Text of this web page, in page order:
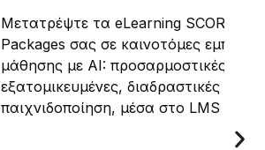
ενισχυμένες με AI υπηρεσίες
που προσφέρουμε:
από προγράμματα Train-the-Trainer
έως ενημέρωση/ευαισθητοποίηση για
το AI και ανάπτυξη soft skills.